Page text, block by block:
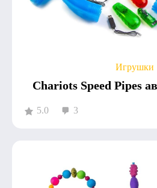
Игрушки
Chariots Speed Pipes
5.0 3